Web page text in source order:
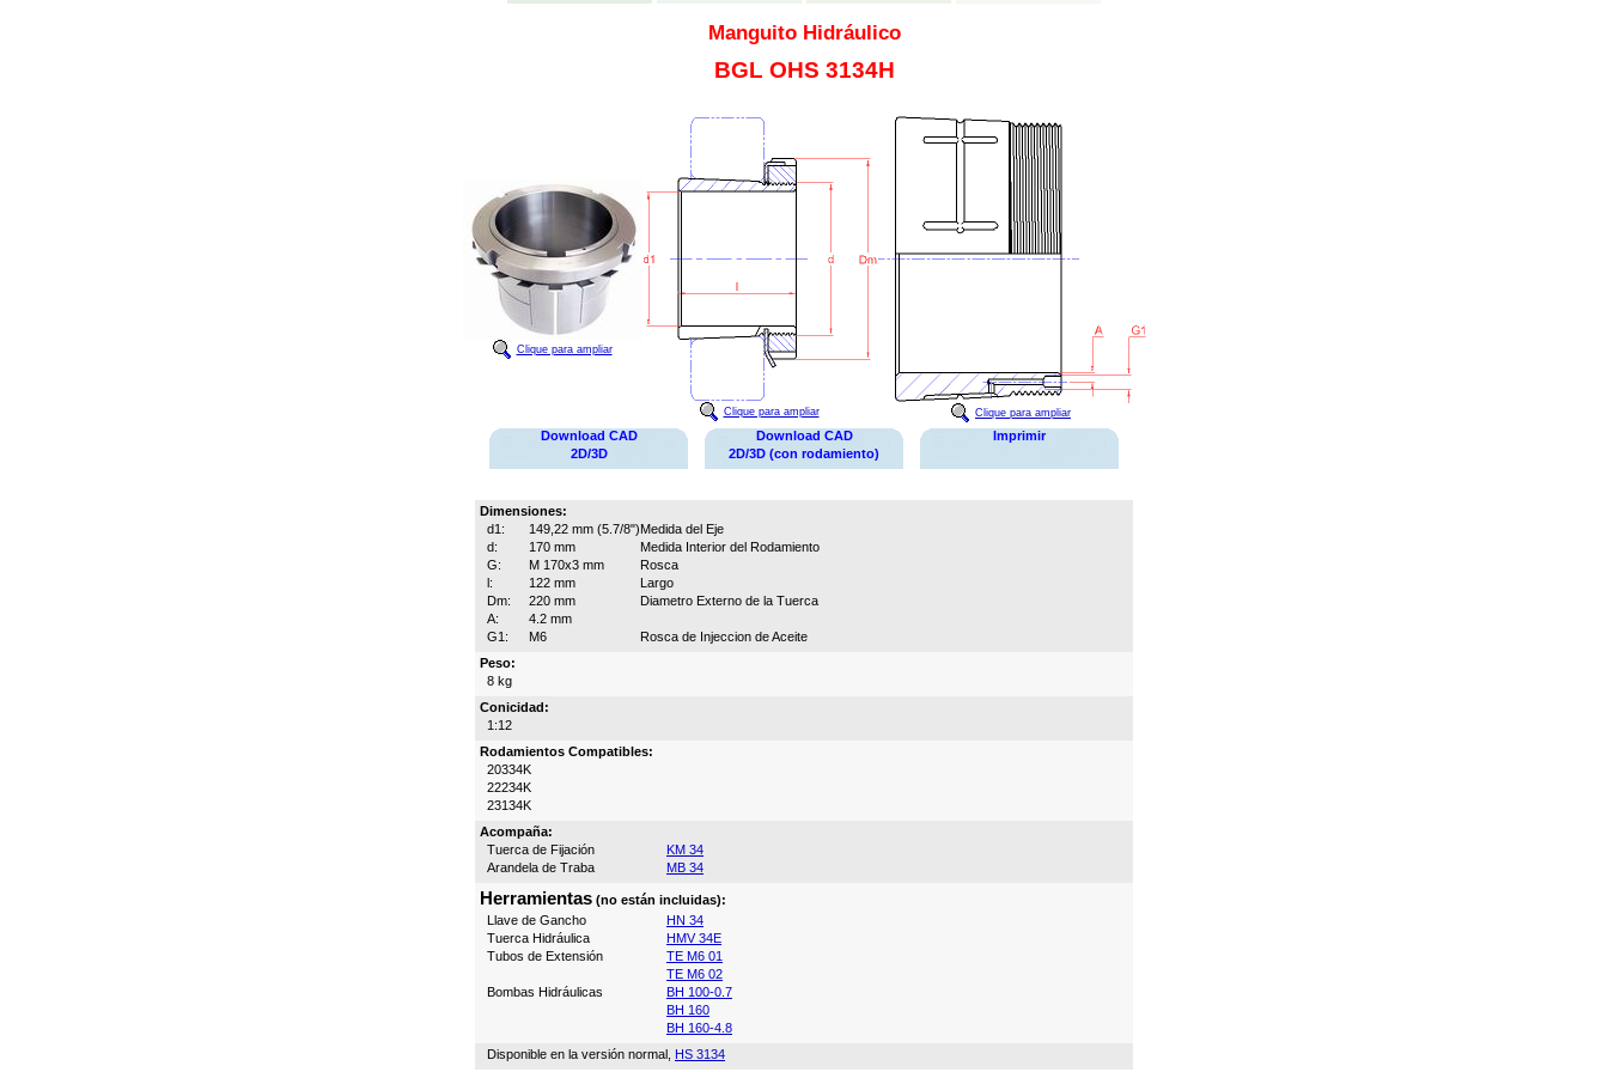
Manguito Hidráulico
BGL OHS 3134H
Clique para ampliar
Clique para ampliar Clique para ampliar
Download CAD
2D/3D
Download CAD
2D/3D (con rodamiento)
Imprimir
Dimensiones:
d1:
149,22 mm (5.7/8")Medida del Eje
d:
170 mm
Medida Interior del Rodamiento
G:
M 170x3 mm
Rosca
l:
122 mm
Largo
Dm:
220 mm
Diametro Externo de la Tuerca
A:
4.2 mm
G1:
M6
Rosca de Injeccion de Aceite
Peso:
8 kg
Conicidad:
1:12
Rodamientos Compatibles:
20334K
22234K
23134K
Acompaña:
Tuerca de Fijación
KM 34
Arandela de Traba
MB 34
Herramientas (no están incluidas):
Llave de Gancho
HN 34
Tuerca Hidráulica
HMV 34E
Tubos de Extensión
TE M6 01
TE M6 02
Bombas Hidráulicas
BH 100-0.7
BH 160
BH 160-4.8
Disponible en la versión normal, HS 3134